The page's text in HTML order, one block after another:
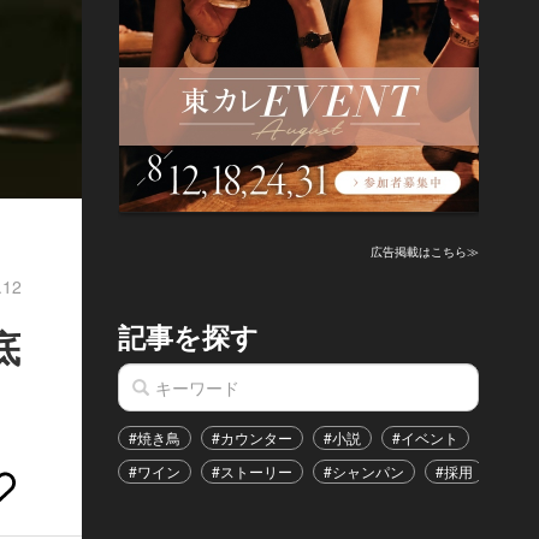
広告掲載はこちら≫
記事を探す
#焼き鳥 #カウンター #小説 #イベント
#ワイン
#ストーリー #シャンパン #採用